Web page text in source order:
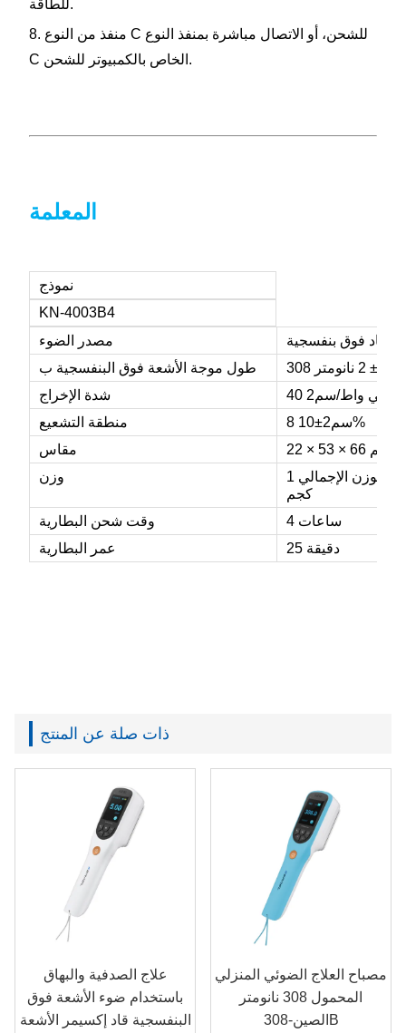
للطاقة.
8. منفذ من النوع C للشحن، أو الاتصال مباشرة بمنفذ النوع
C الخاص بالكمبيوتر للشحن.
المعلمة
نموذج
KN-4003B4
مصدر الضوء
قاد فوق بنفسجية
طول موجة الأشعة فوق البنفسجية ب
± 2 نانومتر
شدة الإخراج
40 ميلي واط/سم2
منطقة التشعيع
8 سم2
±
10%
مقاس
22 × 53 × 66 سم
وزن
الوزن الصافي 0.3 كجم، الوزن الإجمالي 1
كجم
وقت شحن البطارية
4 ساعات
عمر البطارية
ذات صلة عن المنتج
علاج الصدفية والبهاق
باستخدام ضوء الأشعة فوق
البنفسجية قاد إكسيمر الأشعة
مصباح العلاج الضوئي المنزلي
المحمول 308 نانومتر
الصين-308B